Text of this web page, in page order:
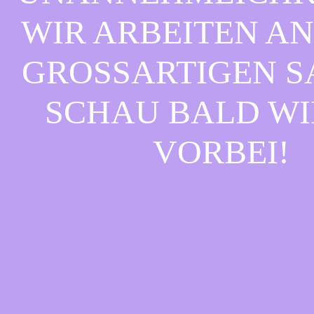
WIR ARBEITEN
GROSSARTIGEN
CHAU BALD
ORBEI!